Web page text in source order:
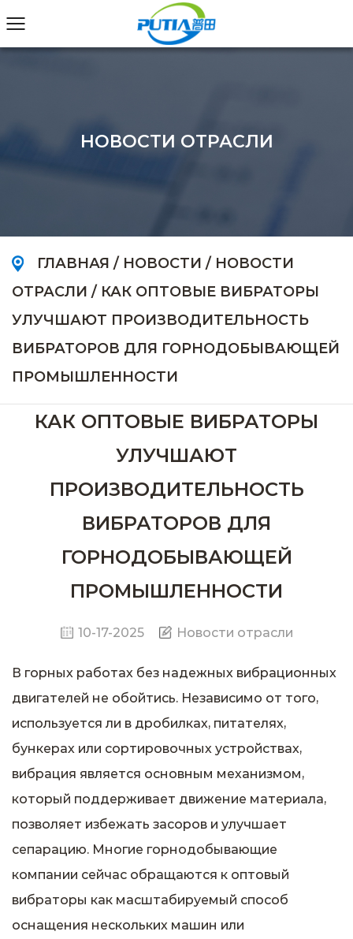
НОВОСТИ ОТРАСЛИ
ГЛАВНАЯ / НОВОСТИ / НОВОСТИ
ОТРАСЛИ / КАК ОПТОВЫЕ ВИБРАТОРЫ
УЛУЧШАЮТ ПРОИЗВОДИТЕЛЬНОСТЬ
ВИБРАТОРОВ ДЛЯ ГОРНОДОБЫВАЮЩЕЙ
ПРОМЫШЛЕННОСТИ
КАК ОПТОВЫЕ ВИБРАТОРЫ
УЛУЧШАЮТ
ПРОИЗВОДИТЕЛЬНОСТЬ
ВИБРАТОРОВ ДЛЯ
ГОРНОДОБЫВАЮЩЕЙ
ПРОМЫШЛЕННОСТИ
10-17-2025 Новости отрасли
В горных работах без надежных вибрационных
двигателей не обойтись. Независимо от того,
используется ли в дробилках, питателях,
бункерах или сортировочных устройствах,
вибрация является основным механизмом,
который поддерживает движение материала,
позволяет избежать засоров и улучшает
сепарацию. Многие горнодобывающие
компании сейчас обращаются к oптовый
вибраторы как масштабируемый способ
оснащения нескольких машин или